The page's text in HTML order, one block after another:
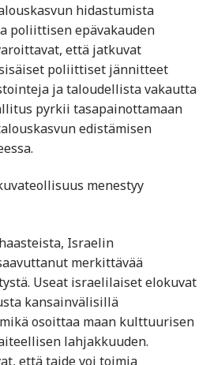
hidastumista
poliittisen epävakauden
että jatkuvat
poliittiset jännitteet
ja taloudellista vakautta
pyrkii tasapainottamaan
edistämisen
menestyy
Israelin
merkittävää
Useat israelilaiset elokuvat
kansainvälisillä
osoittaa maan kulttuurisen
lahjakkuuden.
että taide voi toimia